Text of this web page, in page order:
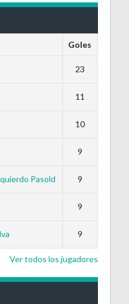
Goles
23
11
10
9
Pasold 9
9
9
Ver todos los jugadores